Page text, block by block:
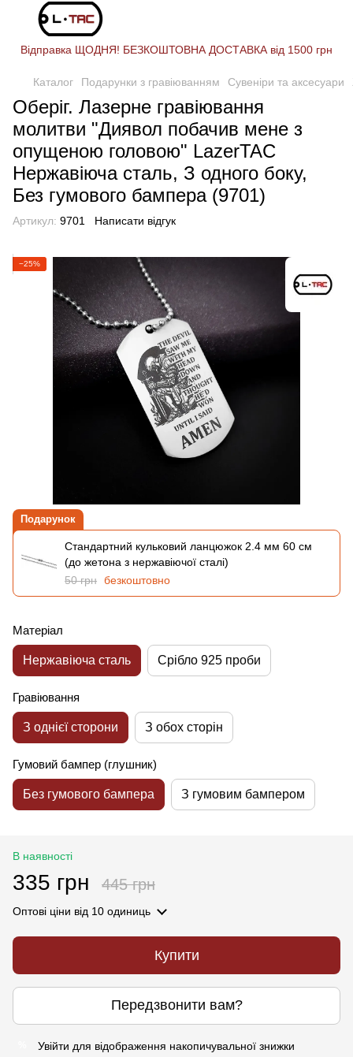
Відправка ЩОДНЯ! БЕЗКОШТОВНА ДОСТАВКА від 1500 грн
Каталог Подарунки з гравіюванням Сувеніри та аксесуари
Оберіг. Лазерне гравіювання
молитви "Диявол побачив мене з
опущеною головою" LazerTAC
Нержавіюча сталь, З одного боку,
Без гумового бампера (9701)
Артикул: 9701 Написати відгук
−25%
Подарунок
Стандартний кульковий ланцюжок 2.4 мм 60 см
(до жетона з нержавіючої сталі)
50 грн безкоштовно
Матеріал
Нержавіюча сталь Срібло 925 проби
Гравіювання
З однієї сторони З обох сторін
Гумовий бампер (глушник)
Без гумового бампера З гумовим бампером
В наявності
335 грн 445 грн
Оптові ціни від 10 одиниць
Купити
Передзвонити вам?
Увійти для відображення накопичувальної знижки